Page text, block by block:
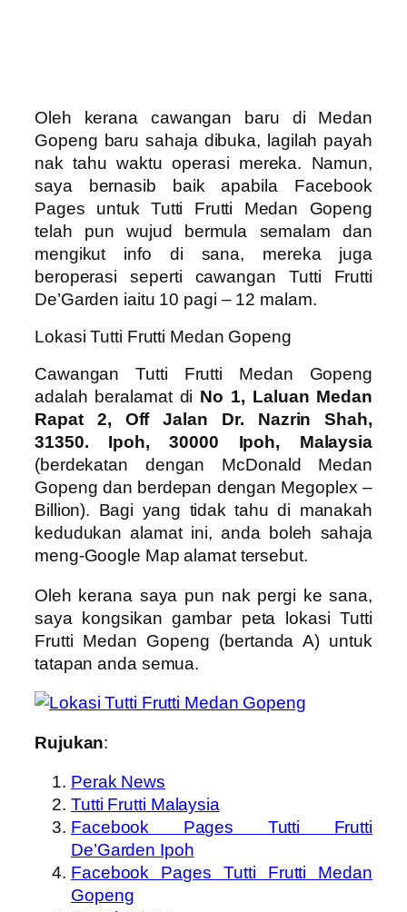
Oleh kerana cawangan baru di Medan
Gopeng baru sahaja dibuka, lagilah payah
nak tahu waktu operasi mereka. Namun,
saya bernasib baik apabila Facebook
Pages untuk Tutti Frutti Medan Gopeng
telah pun wujud bermula semalam dan
mengikut info di sana, mereka juga
beroperasi seperti cawangan Tutti Frutti
De’Garden iaitu 10 pagi – 12 malam.
Lokasi Tutti Frutti Medan Gopeng
Cawangan Tutti Frutti Medan Gopeng
adalah beralamat di No 1, Laluan Medan
Rapat 2, Off Jalan Dr. Nazrin Shah,
31350. Ipoh, 30000 Ipoh, Malaysia
(berdekatan dengan McDonald Medan
Gopeng dan berdepan dengan Megoplex –
Billion). Bagi yang tidak tahu di manakah
kedudukan alamat ini, anda boleh sahaja
meng-Google Map alamat tersebut.
Oleh kerana saya pun nak pergi ke sana,
saya kongsikan gambar peta lokasi Tutti
Frutti Medan Gopeng (bertanda A) untuk
tatapan anda semua.
Rujukan:
Perak News
Tutti Frutti Malaysia
Facebook Pages Tutti Frutti
De’Garden Ipoh
Facebook Pages Tutti Frutti Medan
Gopeng